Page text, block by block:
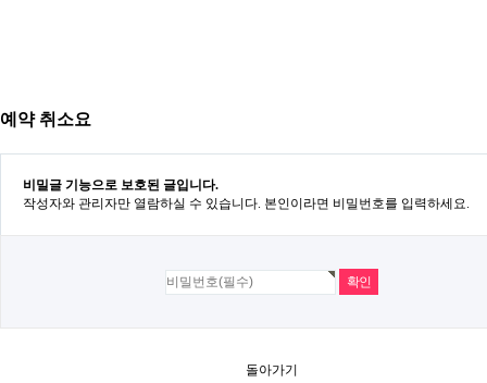
예약 취소요
비밀글 기능으로 보호된 글입니다.
작성자와 관리자만 열람하실 수 있습니다. 본인이라면 비밀번호를 입력하세요.
돌아가기